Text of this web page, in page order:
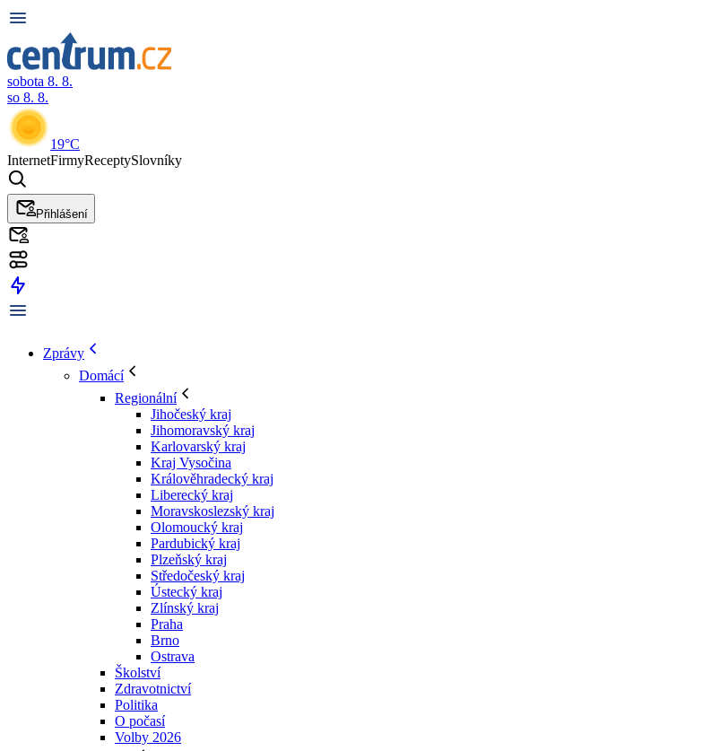
sobota 8. 8.
so 8. 8.
19°C
InternetFirmyReceptySlovníky
Přihlášení
Zprávy
Domácí
Regionální
Jihočeský kraj
Jihomoravský kraj
Karlovarský kraj
Kraj Vysočina
Králověhradecký kraj
Liberecký kraj
Moravskoslezský kraj
Olomoucký kraj
Pardubický kraj
Plzeňský kraj
Středočeský kraj
Ústecký kraj
Zlínský kraj
Praha
Brno
Ostrava
Školství
Zdravotnictví
Politika
O počasí
Volby 2026